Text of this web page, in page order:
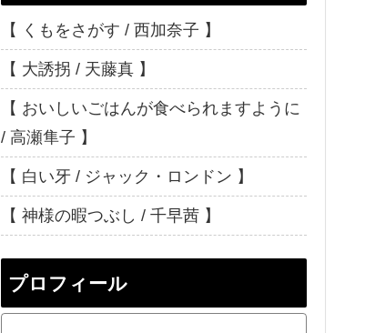
【 くもをさがす / 西加奈子 】
【 大誘拐 / 天藤真 】
【 おいしいごはんが食べられますように
/ 高瀬隼子 】
【 白い牙 / ジャック・ロンドン 】
【 神様の暇つぶし / 千早茜 】
プロフィール